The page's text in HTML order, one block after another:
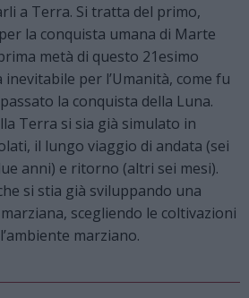
a Terra. Si tratta del primo,
la conquista umana di Marte
metà di questo 21esimo
inevitabile per l’Umanità, come fu
la conquista della Luna.
Terra si sia già simulato in
il lungo viaggio di andata (sei
anni) e ritorno (altri sei mesi).
si stia già sviluppando una
scegliendo le coltivazioni
marziano.